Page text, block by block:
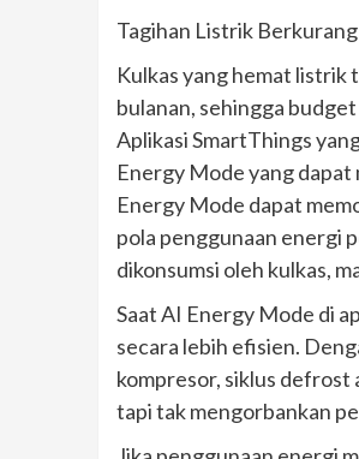
Tagihan Listrik
Kulkas yang hemat listrik
bulanan, sehingga
Aplikasi SmartThings
Energy Mode yang
Energy Mode dapat
pola penggunaan energi
dikonsumsi oleh kulkas,
Saat AI Energy Mode di
secara lebih efisien.
kompresor, siklus
tapi tak mengorbankan